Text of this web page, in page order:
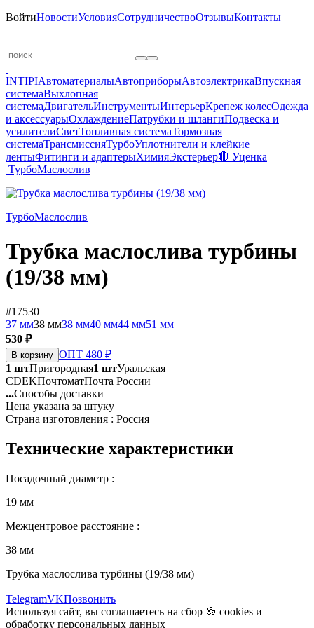
ВойтиНовостиУсловияСотрудничествоОтзывыКонтакты
INTIPIАвтоматериалыАвтоприборыАвтоэлектрикаВпускная
системаВыхлопная
системаДвигательИнструментыИнтерьерКрепеж колесОдежда
и аксессуарыОхлаждениеПатрубки и шлангиПодвеска и
усилителиСветТопливная системаТормозная
системаТрансмиссияТурбоУплотнители и клейкие
лентыФитинги и адаптерыХимияЭкстерьер🔴 Уценка
ТурбоМаслослив
ТурбоМаслослив
Трубка маслослива турбины
(19/38 мм)
#17530
37 мм38 мм38 мм40 мм44 мм51 мм
530 ₽
В корзину ОПТ 480 ₽
1 штПригородная1 штУральская
CDEKПочтоматПочта России
...Способы доставки
Цена указана за штуку
Страна изготовления : Россия
Технические характеристики
Посадочный диаметр :
19 мм
Межцентровое расстояние :
38 мм
Трубка маслослива турбины (19/38 мм)
TelegramVKПозвонить
Используя сайт, вы соглашаетесь на сбор 🍪 cookies и
обработку персональных данных